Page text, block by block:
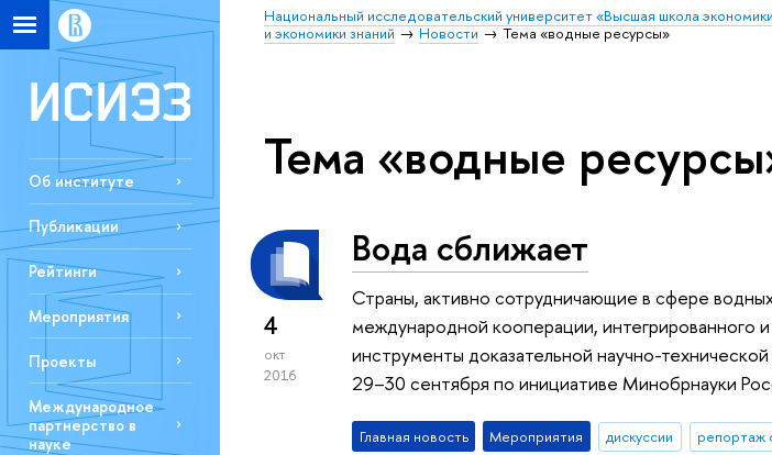
Национальный исследовательский университет «Высшая школа
и экономики знаний
Новости Тема «водные ресурсы»
Об институте
Публикации
Рейтинги
Мероприятия
Проекты
Международное
партнерство в
науке
Тема «водные
4
окт
2016
Вода сближает
Страны, активно сотрудничающие в сфере
международной кооперации, интегрированного
инструменты доказательной научно-
29–30 сентября по инициативе Минобрнауки
Главная новость Мероприятия дискуссии репортаж